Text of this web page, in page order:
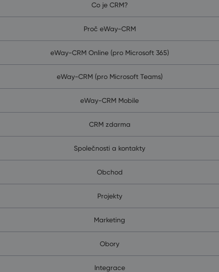
Co je CRM?
Proč eWay-CRM
eWay-CRM Online (pro Microsoft 365)
eWay-CRM (pro Microsoft Teams)
eWay-CRM Mobile
CRM zdarma
Společnosti a kontakty
Obchod
Projekty
Marketing
Obory
Integrace